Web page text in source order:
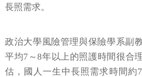
長照需求。
政治大學風險管理與保險學系副
平均7～8年以上的照護時間很合
估，國人一生中長照需求時間約